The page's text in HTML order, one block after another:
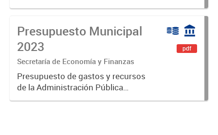
Municipal para el ejercicio 2024.
Presupuesto Municipal
2023
Secretaría de Economía y Finanzas
Presupuesto de gastos y recursos
de la Administración Pública
Municipal para el ejercicio 2023.
pdf